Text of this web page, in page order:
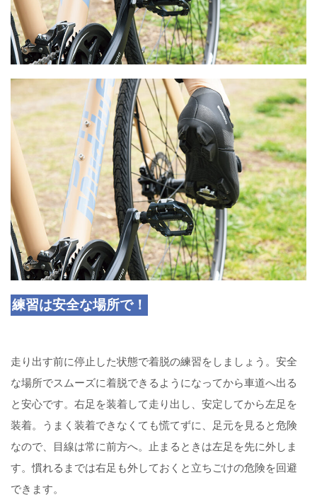
練習は安全な場所で！
走り出す前に停止した状態で着脱の練習をしましょう。安全
な場所でスムーズに着脱できるようになってから車道へ出る
と安心です。右足を装着して走り出し、安定してから左足を
装着。うまく装着できなくても慌てずに、足元を見ると危険
なので、目線は常に前方へ。止まるときは左足を先に外しま
す。慣れるまでは右足も外しておくと立ちごけの危険を回避
できます。